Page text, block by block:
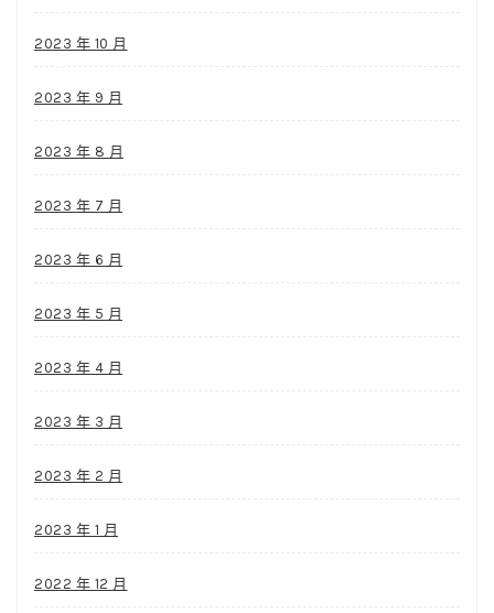
2023 年 10 月
2023 年 9 月
2023 年 8 月
2023 年 7 月
2023 年 6 月
2023 年 5 月
2023 年 4 月
2023 年 3 月
2023 年 2 月
2023 年 1 月
2022 年 12 月